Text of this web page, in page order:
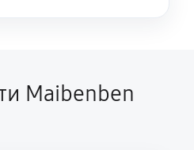
Maibenben